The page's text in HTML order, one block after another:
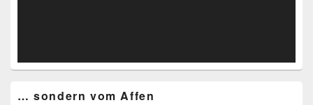
… sondern vom Affen